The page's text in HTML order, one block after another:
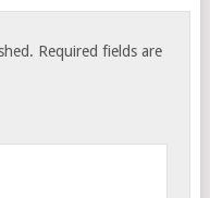
Required fields are